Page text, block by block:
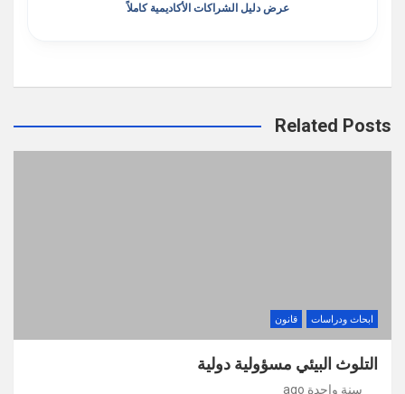
عرض دليل الشراكات الأكاديمية كاملاً
Related Posts
ابحاث ودراسات قانون
التلوث البيئي مسؤولية دولية
سنة واحدة ago